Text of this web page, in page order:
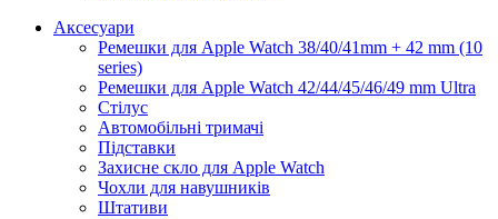
Аксесуари
Ремешки для Apple Watch 38/40/41mm + 42 mm (10
series)
Ремешки для Apple Watch 42/44/45/46/49 mm Ultra
Стілус
Автомобільні тримачі
Підставки
Захисне скло для Apple Watch
Чохли для навушників
Штативи